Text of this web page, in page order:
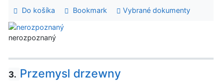
Do košíka Bookmark Vybrané dokumenty
nerozpoznaný
3. Przemysl drzewny